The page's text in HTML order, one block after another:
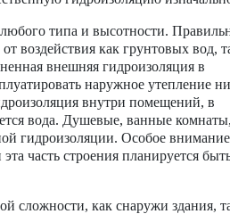
типа и высотности.
воздействия как грунтовых вод,
внешняя гидроизоляция в
наружное утепление
внутри помещений, в
вода. Душевые, ванные комнаты,
гидроизоляции. Особое внимание
часть строения планируется
сложности, как снаружи здания,